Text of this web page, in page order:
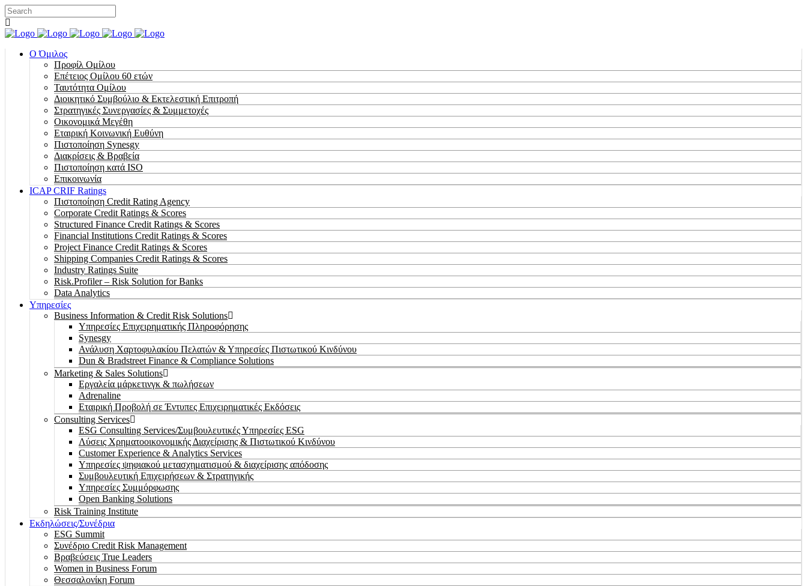
Ο Όμιλος
Προφίλ Ομίλου
Επέτειος Oμίλου 60 ετών
Ταυτότητα Ομίλου
Διοικητικό Συμβούλιο & Εκτελεστική Επιτροπή
Στρατηγικές Συνεργασίες & Συμμετοχές
Οικονομικά Μεγέθη
Εταιρική Κοινωνική Ευθύνη
Πιστοποίηση Synesgy
Διακρίσεις & Βραβεία
Πιστοποίηση κατά ISO
Επικοινωνία
ICAP CRIF Ratings
Πιστοποίηση Credit Rating Agency
Corporate Credit Ratings & Scores
Structured Finance Credit Ratings & Scores
Financial Institutions Credit Ratings & Scores
Project Finance Credit Ratings & Scores
Shipping Companies Credit Ratings & Scores
Industry Ratings Suite
Risk.Profiler – Risk Solution for Banks
Data Analytics
Υπηρεσίες
Business Information & Credit Risk Solutions
Υπηρεσίες Επιχειρηματικής Πληροφόρησης
Synesgy
Ανάλυση Χαρτοφυλακίου Πελατών & Υπηρεσίες Πιστωτικού Κινδύνου
Dun & Bradstreet Finance & Compliance Solutions
Marketing & Sales Solutions
Εργαλεία μάρκετινγκ & πωλήσεων
Adrenaline
Εταιρική Προβολή σε Έντυπες Επιχειρηματικές Εκδόσεις
Consulting Services
ESG Consulting Services/Συμβουλευτικές Υπηρεσίες ESG
Λύσεις Χρηματοοικονομικής Διαχείρισης & Πιστωτικού Κινδύνου
Customer Experience & Analytics Services
Υπηρεσίες ψηφιακού μετασχηματισμού & διαχείρισης απόδοσης
Συμβουλευτική Επιχειρήσεων & Στρατηγικής
Υπηρεσίες Συμμόρφωσης
Open Banking Solutions
Risk Training Institute
Εκδηλώσεις/Συνέδρια
ESG Summit
Συνέδριο Credit Risk Management
Βραβεύσεις True Leaders
Women in Business Forum
Θεσσαλονίκη Forum